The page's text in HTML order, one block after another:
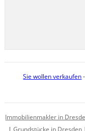
Sie wollen verkaufen-
Immobilienmakler in